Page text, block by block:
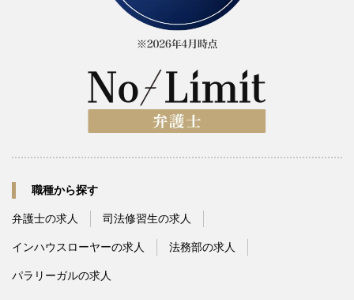
職種から探す
弁護士の求人 司法修習生の求人
インハウスローヤーの求人 法務部の求人
パラリーガルの求人